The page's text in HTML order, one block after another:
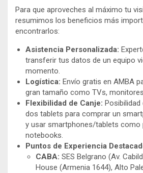
Para que aproveches al máximo tu
resumimos los beneficios más
encontrarlos:
Asistencia Personalizada:
transferir tus datos de un equipo
momento.
Logística: Envío gratis en AMBA
gran tamaño como TVs,
Flexibilidad de Canje:
dos tablets para comprar un
y usar smartphones/tablets como
notebooks.
Puntos de Experiencia
CABA: SES Belgrano (Av.
House (Armenia 1644), Alto